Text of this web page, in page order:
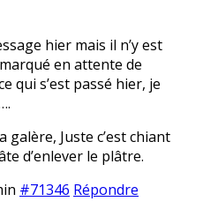
hier mais il n’y est
en attente de
qui s’est passé hier, je
galère, Juste c’est chiant
d’enlever le plâtre.
#71346 Répondre